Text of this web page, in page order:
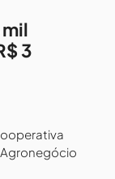
3
Agronegócio